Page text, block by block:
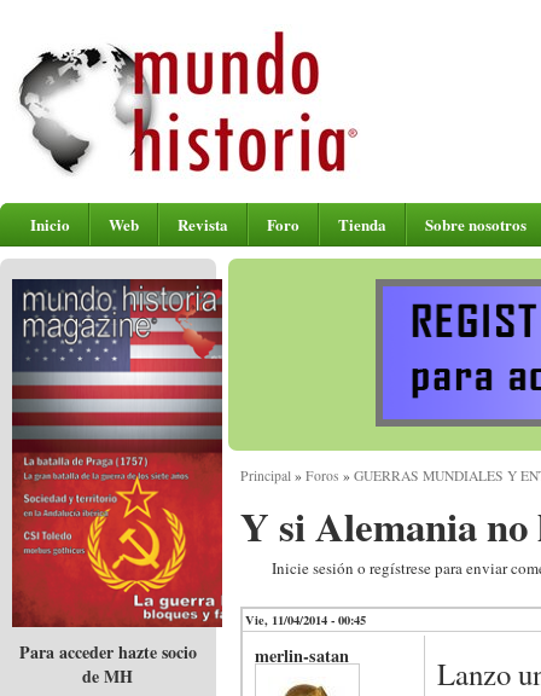
Inicio Web Revista Foro Tienda Sobre nosotros
Para acceder hazte socio
de MH
Principal» Foros » GUERRAS MUNDIALES Y
Y si Alemania no
Inicie sesión o regístrese para enviar
Vie, 11/04/2014 - 00:45
merlin-satan
Lanzo